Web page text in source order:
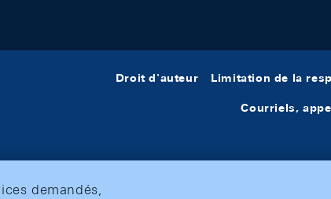
Droit d'auteur Limitation de la
Courriels,
demandés,